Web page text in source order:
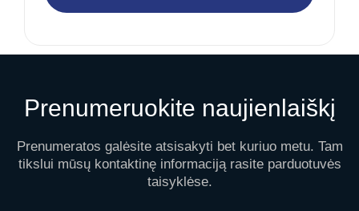
Prenumeruokite naujienlaiškį
Prenumeratos galėsite atsisakyti bet kuriuo metu. Tam
tikslui mūsų kontaktinę informaciją rasite parduotuvės
taisyklėse.